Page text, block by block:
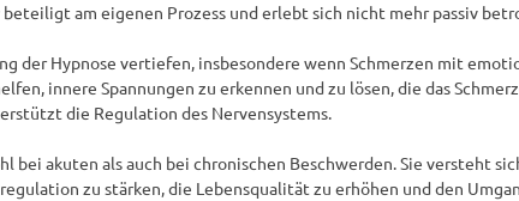
am eigenen Prozess und erlebt sich nicht mehr passiv
der Hypnose vertiefen, insbesondere wenn Schmerzen mit
innere Spannungen zu erkennen und zu lösen, die das
die Regulation des Nervensystems.
bei akuten als auch bei chronischen Beschwerden. Sie versteht
zu stärken, die Lebensqualität zu erhöhen und den